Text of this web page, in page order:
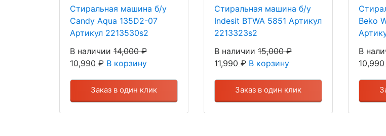
Стиральная машина б/у
Candy Aqua 135D2-07
Артикул 2213530s2
В наличии 14,000₽
10,990 ₽ В корзину
Заказ в один клик
Стиральная машина б/у
Indesit BTWA 5851 Артикул
2213323s2
В наличии 15,000₽
11,990 ₽ В корзину
Заказ в один клик
Beko
В
10,990